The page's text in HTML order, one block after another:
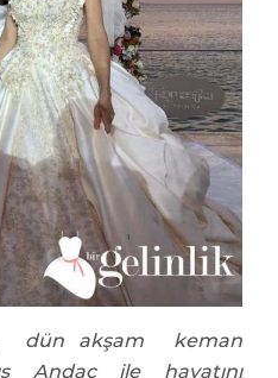
dün akşam keman
Andaç ile hayatını